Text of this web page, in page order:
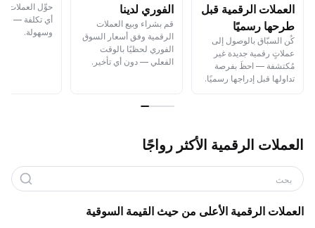
العملات الرقمية قبل
طرحها رسميًا
كُن السبّاق بالوصول إلى
عملاتٍ رقمية جديدة غير
مُكتشفة — احظَ بفرصة
تداولها قبل إدراجها رسميًا.
الفوري لدينا
قم بشراء وبيع العملات
الرقمية وفق أسعار السوق
الفوري لحظيًا بالوقت
الفعلي — دون أي تأخير.
حوِّل العملات
أي تكلفة —
وسهولة.
العملات الرقمية الأكثر رواجًا
بحث
العملات الرقمية الأعلى من حيث القيمة السوقية